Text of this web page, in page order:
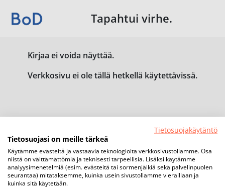
Tapahtui virhe.
Kirjaa ei voida näyttää.
Verkkosivu ei ole tällä hetkellä käytettävissä.
Tietosuojakäytäntö
Tietosuojasi on meille tärkeä
Käytämme evästeitä ja vastaavia teknologioita verkkosivustollamme. Osa
niistä on välttämättömiä ja teknisesti tarpeellisia. Lisäksi käytämme
analyysimenetelmiä (esim. evästeitä tai sormenjälkiä sekä palvelinpuolen
seurantaa) mitataksemme, kuinka usein sivustollamme vieraillaan ja
kuinka sitä käytetään.